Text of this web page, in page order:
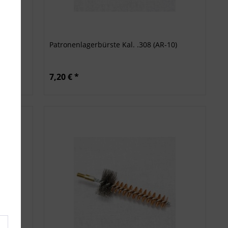
Patronenlagerbürste Kal. .308 (AR-10)
7,20 € *